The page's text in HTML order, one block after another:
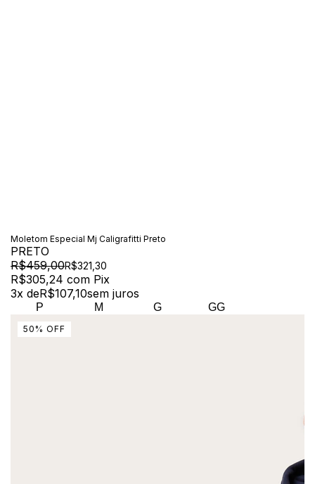
Moletom Especial Mj Caligrafitti Preto
PRETO
R$459,00R$321,30
R$305,24 com Pix
3x deR$107,10sem juros
P M G GG
50 % OFF